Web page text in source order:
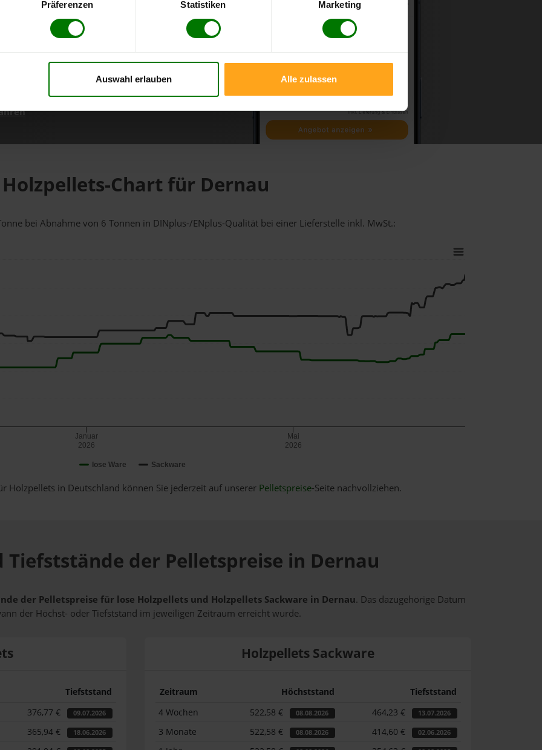
Präferenzen Statistiken Marketing
Auswahl erlauben Alle zulassen
Holzpellets-Chart für Dernau
bei Abnahmevon 6 Tonnen in DINplus-/ENplus-Qualität bei einer Lieferstelle inkl. MwSt.:
lose Ware Sackware
Januar
2026
Mai
2026
Holzpellets in Deutschland können Sie jederzeit auf unserer Pelletspreise-Seite nachvollziehen.
Tiefststände der Pelletspreise in Dernau
der Pelletspreise für lose Holzpellets und Holzpellets Sackware in Dernau. Das dazugehörige Datum
der Höchst- oder Tiefststand im jeweiligen Zeitraum erreicht wurde.
Tiefststand
376,77 € 09.07.2026
365,94 € 18.06.2026
Holzpellets Sackware
Zeitraum Höchststand
Tiefststand
4 Wochen
522,58 € 08.08.2026 464,23 € 13.07.2026
3 Monate 522,58 € 08.08.2026 414,60 € 02.06.2026